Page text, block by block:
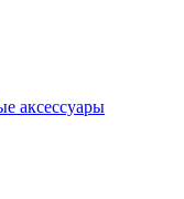
аксессуары